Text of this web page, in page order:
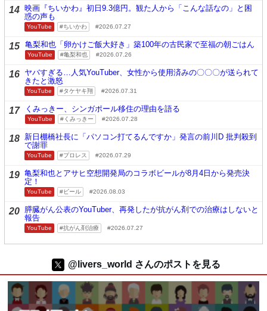
14 映画『ちいかわ』初日9.3億円。観た人から「こんな話なの」と困
惑の声も
YouTube ちいかわ 2026.07.27
15 亀梨和也「卵かけご飯大好き」築100年の古民家で至福の朝ごはん
YouTube 亀梨和也 2026.07.26
16 ヤバすぎる…人気YouTuber、女性から使用済みの〇〇〇が送られて
きたと激怒
YouTube タケヤキ翔 2026.07.31
17 くみっきー、シンガポール移住の理由を語る
YouTube くみっきー 2026.07.28
18 新日棚橋社長に「パソコン打てるんですか」発言の前川D 批判殺到
で謝罪
YouTube プロレス 2026.07.29
19 亀梨和也とアサヒ空想開発局のコラボビールが8月4日から発売決
定！
YouTube ビール 2026.08.03
20 膵臓がん公表のYouTuber、再発したが抗がん剤での治療はしないと
報告
YouTube 抗がん剤治療 2026.07.27
@livers_world さんのポストを見る